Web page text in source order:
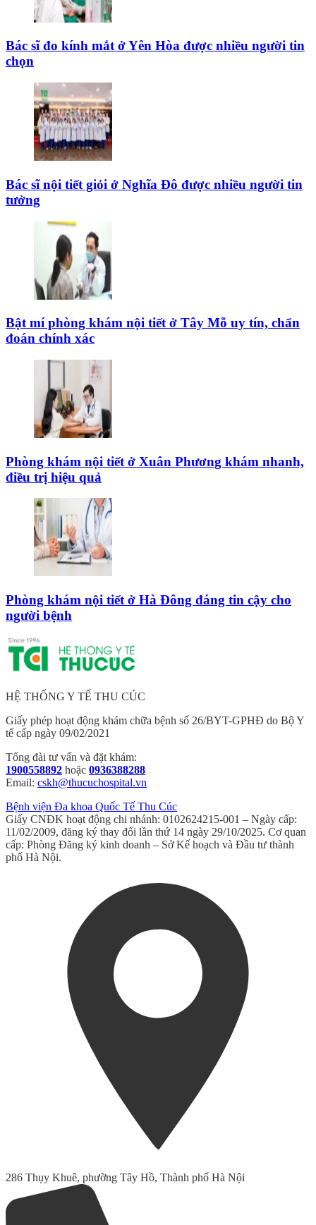
Bác sĩ đo kính mắt ở Yên Hòa được nhiều người tin
chọn
Bác sĩ nội tiết giỏi ở Nghĩa Đô được nhiều người tin
tưởng
Bật mí phòng khám nội tiết ở Tây Mỗ uy tín, chẩn
đoán chính xác
Phòng khám nội tiết ở Xuân Phương khám nhanh,
điều trị hiệu quả
Phòng khám nội tiết ở Hà Đông đáng tin cậy cho
người bệnh
HỆ THỐNG Y TẾ THU CÚC
Giấy phép hoạt động khám chữa bệnh số 26/BYT-GPHĐ do Bộ Y
tế cấp ngày 09/02/2021
Tổng đài tư vấn và đặt khám:
1900558892 hoặc 0936388288
Email: cskh@thucuchospital.vn
Bệnh viện Đa khoa Quốc Tế Thu Cúc
Giấy CNĐK hoạt động chi nhánh: 0102624215-001 – Ngày cấp:
11/02/2009, đăng ký thay đổi lần thứ 14 ngày 29/10/2025. Cơ quan
cấp: Phòng Đăng ký kinh doanh – Sở Kế hoạch và Đầu tư thành
phố Hà Nội.
286 Thụy Khuê, phường Tây Hồ, Thành phố Hà Nội